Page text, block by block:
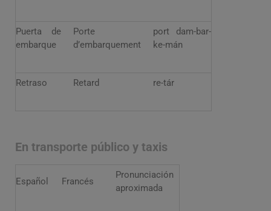
Puerta de
embarque
Porte
d’embarquement
port dam-bar-
ke-mán
Retraso Retard re-tár
En transporte público y taxis
Español Francés
Pronunciación
aproximada